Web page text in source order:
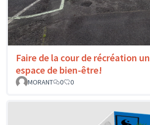
Faire de la cour de récréation un
espace de bien-être!
MORANT
0 0